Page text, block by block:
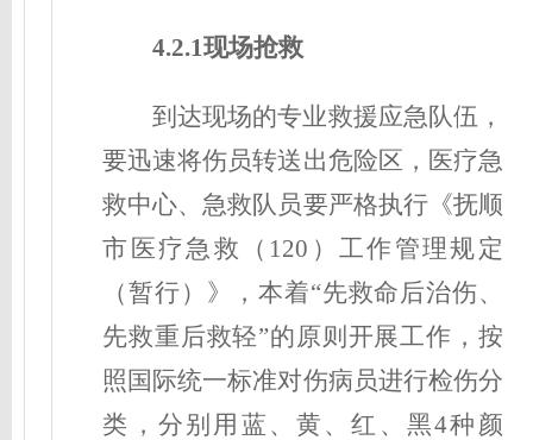
4.2.1现场抢救
到达现场的专业救援应急队伍，
要迅速将伤员转送出危险区，医疗急
救中心、急救队员要严格执行《抚顺
市医疗急救（120）工作管理规定
（暂行）》，本着“先救命后治伤、
先救重后救轻”的原则开展工作，按
照国际统一标准对伤病员进行检伤分
类，分别用蓝、黄、红、黑4种颜